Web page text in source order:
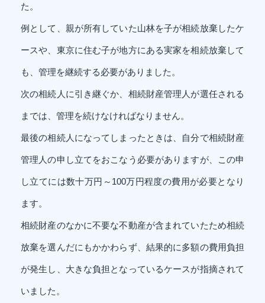
た。
例として、親が所有していた山林を子が相続放棄したケ
ースや、東京に住む子が地方にある実家を相続放棄して
も、管理を継続する必要がありました。
次の相続人に引き継ぐか、相続財産管理人が選任される
までは、管理を続けなければなりません。
最後の相続人になってしまったときは、自分で相続財産
管理人の申し立てをおこなう必要がありますが、この申
し立てには数十万円～100万円程度の費用が必要となり
ます。
相続財産のなかに不要な不動産が含まれていたため相続
放棄を選んだにもかかわらず、結果的に多額の費用負担
が発生し、大きな負担となっているケースが指摘されて
いました。